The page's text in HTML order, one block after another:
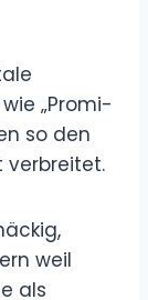
„Promi-
so den
verbreitet.
weil
als